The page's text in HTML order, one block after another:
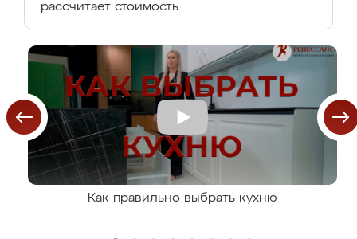
рассчитает стоимость.
Как правильно выбрать кухню